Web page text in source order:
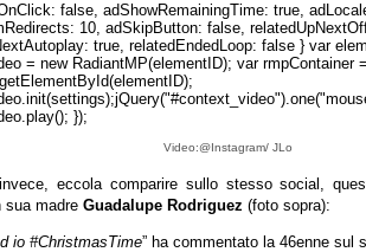
false, adShowRemainingTime: true,
10, adSkipButton: false,
true, relatedEndedLoop: false } var
= new RadiantMP(elementID); var rmpContainer =
});
Video:@Instagram/ JLo
eccola comparire sullo stesso social,
sua madreGuadalupe Rodriguez (foto sopra):
io #ChristmasTime” ha commentato la 46enne sul